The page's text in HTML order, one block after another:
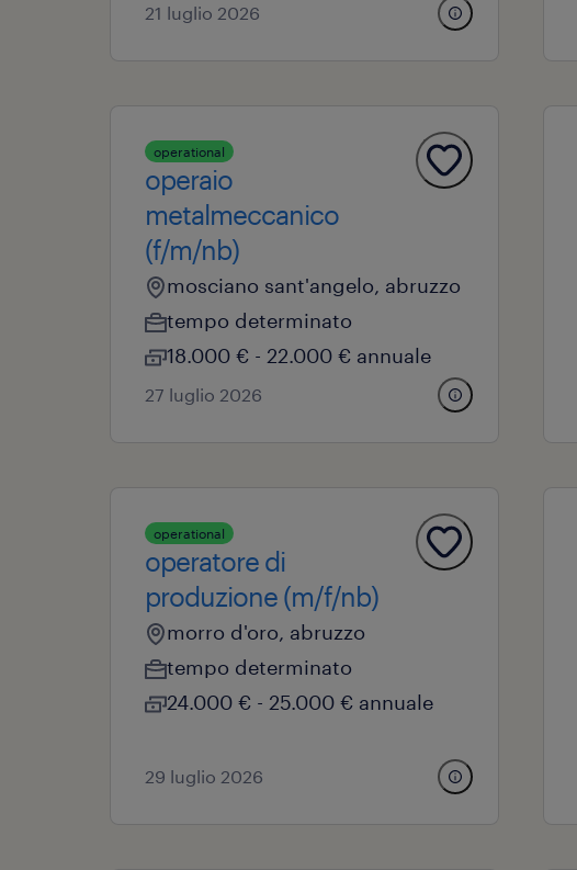
21 luglio 2026
operational
operaio
metalmeccanico
(f/m/nb)
mosciano sant'angelo, abruzzo
tempo determinato
18.000 € - 22.000 € annuale
27 luglio 2026
operational
operatore di
produzione (m/f/nb)
morro d'oro, abruzzo
tempo determinato
24.000 € - 25.000 € annuale
29 luglio 2026